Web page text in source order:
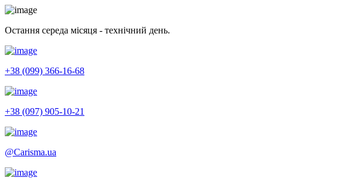
Остання середа місяця - технічний день.
+38 (099) 366-16-68
+38 (097) 905-10-21
@Carisma.ua